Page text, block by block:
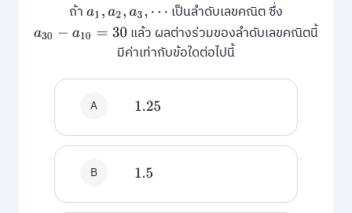
ถ้าa1,a2,a3,⋯
เป็นลำดับเลขคณิต ซึ่ง
a30 −a 10= 30
แล้ว ผลต่างร่วมของลำดับเลขคณิตนี้
มีค่าเท่ากับข้อใดต่อไปนี้
A 1.25
B 1.5